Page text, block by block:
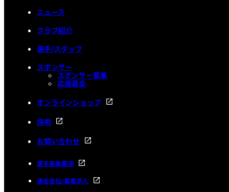
ニュース
クラブ紹介
選手/スタッフ
スポンサー
スポンサー募集
応援募金
オンラインショップ
採用
お問い合わせ
選手募集要項
運営会社/募集求人